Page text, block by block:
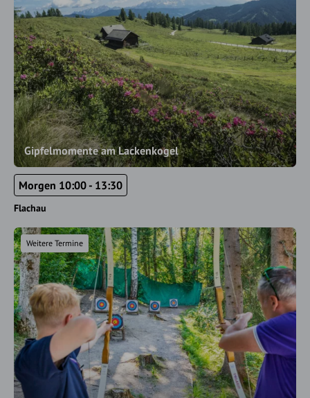
Gipfelmomente am Lackenkogel
Morgen 10:00 - 13:30
Flachau
Weitere Termine